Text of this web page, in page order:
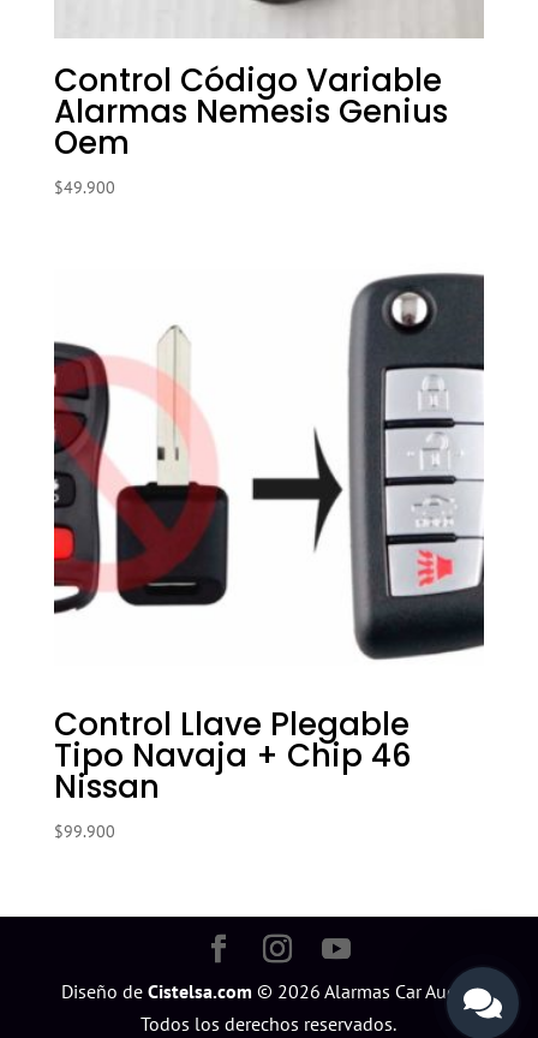
Control Código Variable
Alarmas Nemesis Genius
Oem
$49.900
Control Llave Plegable
Tipo Navaja + Chip 46
Nissan
$99.900
Diseño de Cistelsa.com © 2026 Alarmas Car Audio.
Todos los derechos reservados.